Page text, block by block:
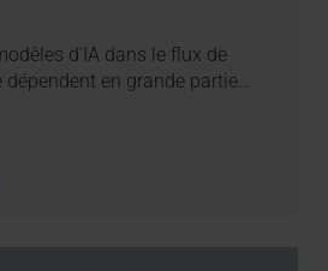
d’IA dans le flux de
en grande partie…